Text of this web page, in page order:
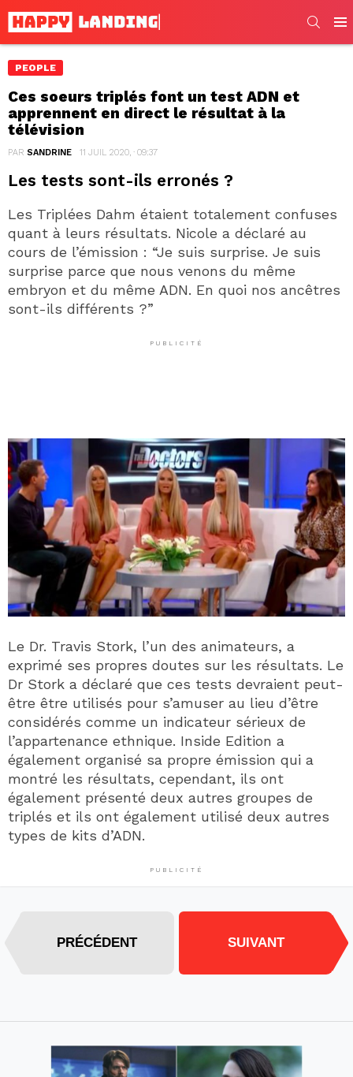
PEOPLE
Ces soeurs triplés font un test ADN et
apprennent en direct le résultat à la
télévision
PAR SANDRINE 11 JUIL 2020, · 09:37
Les tests sont-ils erronés ?
Les Triplées Dahm étaient totalement confuses
quant à leurs résultats. Nicole a déclaré au
cours de l’émission : “Je suis surprise. Je suis
surprise parce que nous venons du même
embryon et du même ADN. En quoi nos ancêtres
sont-ils différents ?”
PUBLICITÉ
Le Dr. Travis Stork, l’un des animateurs, a
exprimé ses propres doutes sur les résultats. Le
Dr Stork a déclaré que ces tests devraient peut-
être être utilisés pour s’amuser au lieu d’être
considérés comme un indicateur sérieux de
l’appartenance ethnique. Inside Edition a
également organisé sa propre émission qui a
montré les résultats, cependant, ils ont
également présenté deux autres groupes de
triplés et ils ont également utilisé deux autres
types de kits d’ADN.
PUBLICITÉ
PRÉCÉDENT SUIVANT